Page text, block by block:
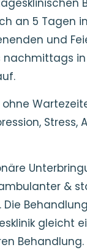
an 5 Tagen
und
nachmittags
Stress,
&
Die
gleicht
Behandlung.